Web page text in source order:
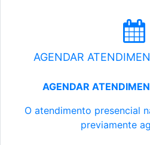
AGENDAR
AGENDAR
O atendimento presencial
previamente